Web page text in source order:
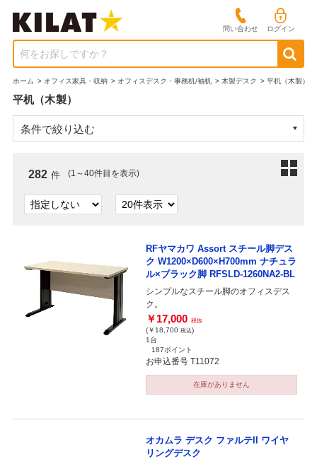
問い合わせ ログイン
何をお探しですか？
ホーム > オフィス家具・収納 > オフィスデスク・事務机/袖机 > 木製デスク > 平机（木製）
平机（木製）
条件で絞り込む
282 件 (1～40件目を表示)
RFヤマカワ Assort スチール脚デス
ク W1200×D600×H700mm ナチュラ
ル×ブラック脚 RFSLD-1260NA2-BL
シンプルなスチール脚のオフィスデス
ク。
￥17,000 税抜
(￥18,700 税込)
1台
187ポイント
お申込番号 T11072
在庫がありません
オカムラ デスク ファルテII ワイヤ
リングデスク